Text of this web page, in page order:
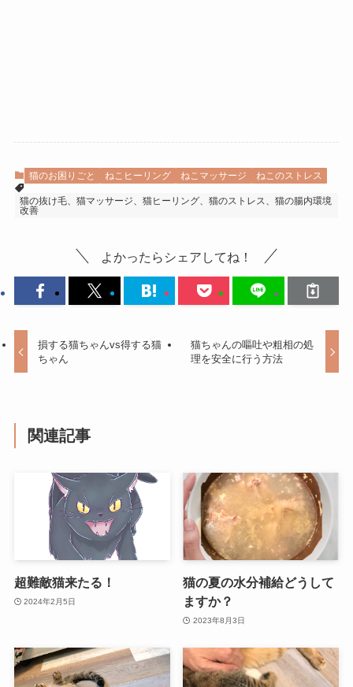
猫のお困りごと ねこヒーリング ねこマッサージ ねこのストレス
猫の抜け毛、猫マッサージ、猫ヒーリング、猫のストレス、猫の腸内環境
改善
よかったらシェアしてね！
損する猫ちゃんvs得する猫
ちゃん
猫ちゃんの嘔吐や粗相の処
理を安全に行う方法
関連記事
超難敵猫来たる！
2024年2月5日
猫の夏の水分補給どうして
ますか？
2023年8月3日